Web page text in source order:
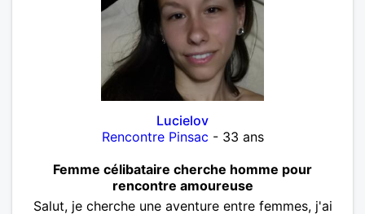
Lucielov
Rencontre Pinsac - 33 ans
Femme célibataire cherche homme pour
rencontre amoureuse
Salut, je cherche une aventure entre femmes, j'ai